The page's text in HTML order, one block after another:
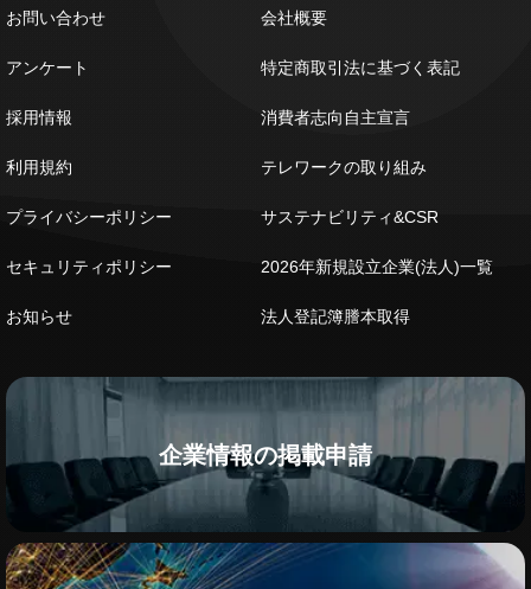
お問い合わせ
アンケート
採用情報
利用規約
プライバシーポリシー
セキュリティポリシー
お知らせ
会社概要
特定商取引法に基づく表記
消費者志向自主宣言
テレワークの取り組み
サステナビリティ&CSR
2026年新規設立企業(法人)一覧
法人登記簿謄本取得
企業情報の掲載申請